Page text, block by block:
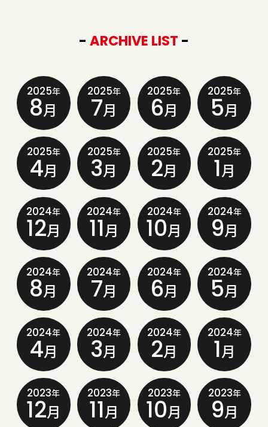
- ARCHIVE LIST -
2025年
8月
2025年
7月
2025年
6月
2025年
5月
2025年
4月
2025年
3月
2025年
2月
2025年
1月
2024年
12月
2024年
11月
2024年
10月
2024年
9月
2024年
8月
2024年
7月
2024年
6月
2024年
5月
2024年
4月
2024年
3月
2024年
2月
2024年
1月
2023年
12月
2023年
11月
2023年
10月
2023年
9月